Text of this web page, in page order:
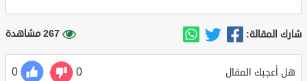
شارك المقالة: 267 مشاهدة
هل أعجبك المقال 0
0